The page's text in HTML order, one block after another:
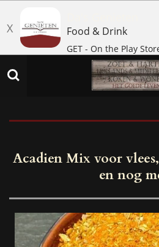
X Food & Drink
GET - On the Play
direct
naar
de
Acadien Mix voor
en nog